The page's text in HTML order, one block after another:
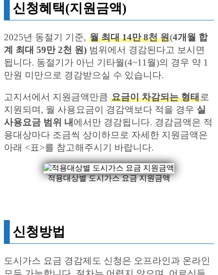
신청혜택(지원금액)
2025년 동절기 기준, 월 최대 14만 8천 원(4개월 합
계 최대 59만 2천 원) 범위에서 경감된다고 보시면
됩니다. 동절기가 아닌 기타월(4~11월)의 경우 약 1
만원 미만으로 경감받으실 수 있습니다.
고지서에서 지원금액만큼 요금이 차감되는 형태로
지원되며, 월 사용요금이 경감액보다 적을 경우 실
사용요금 범위 내 에서만 경감됩니다. 경감금액은 적
용대상마다 조금씩 상이하므로 자세한 지원금액은
아래 <표>를 참고해주시기 바랍니다.
적용대상별 도시가스 요금 지원금액
신청방법
도시가스 요금 경감제도 신청은 오프라인과 온라인